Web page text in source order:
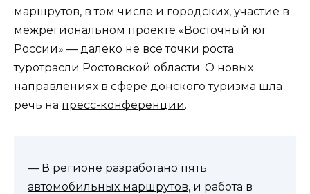
маршрутов, в том числе и городских, участие в
межрегиональном проекте «Восточный юг
России» — далеко не все точки роста
туротрасли Ростовской области. О новых
направлениях в сфере донского туризма шла
речь на пресс-конференции.
— В регионе разработано пять
автомобильных маршрутов, и работа в